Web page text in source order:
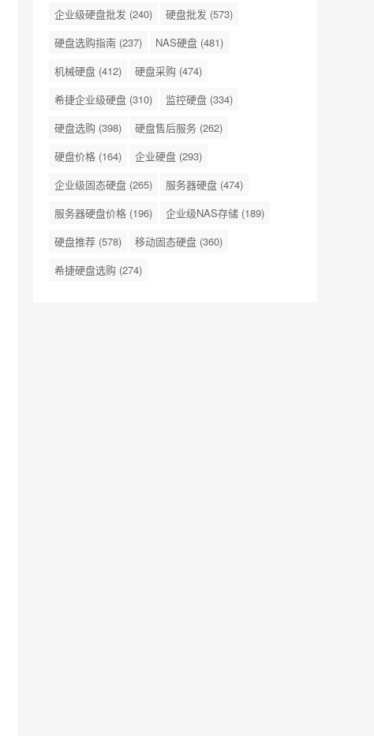
企业级硬盘批发 (240) 硬盘批发 (573)
硬盘选购指南 (237) NAS硬盘 (481)
机械硬盘 (412) 硬盘采购 (474)
希捷企业级硬盘 (310) 监控硬盘 (334)
硬盘选购 (398) 硬盘售后服务 (262)
硬盘价格 (164) 企业硬盘 (293)
企业级固态硬盘 (265) 服务器硬盘 (474)
服务器硬盘价格 (196) 企业级NAS存储 (189)
硬盘推荐 (578) 移动固态硬盘 (360)
希捷硬盘选购 (274)